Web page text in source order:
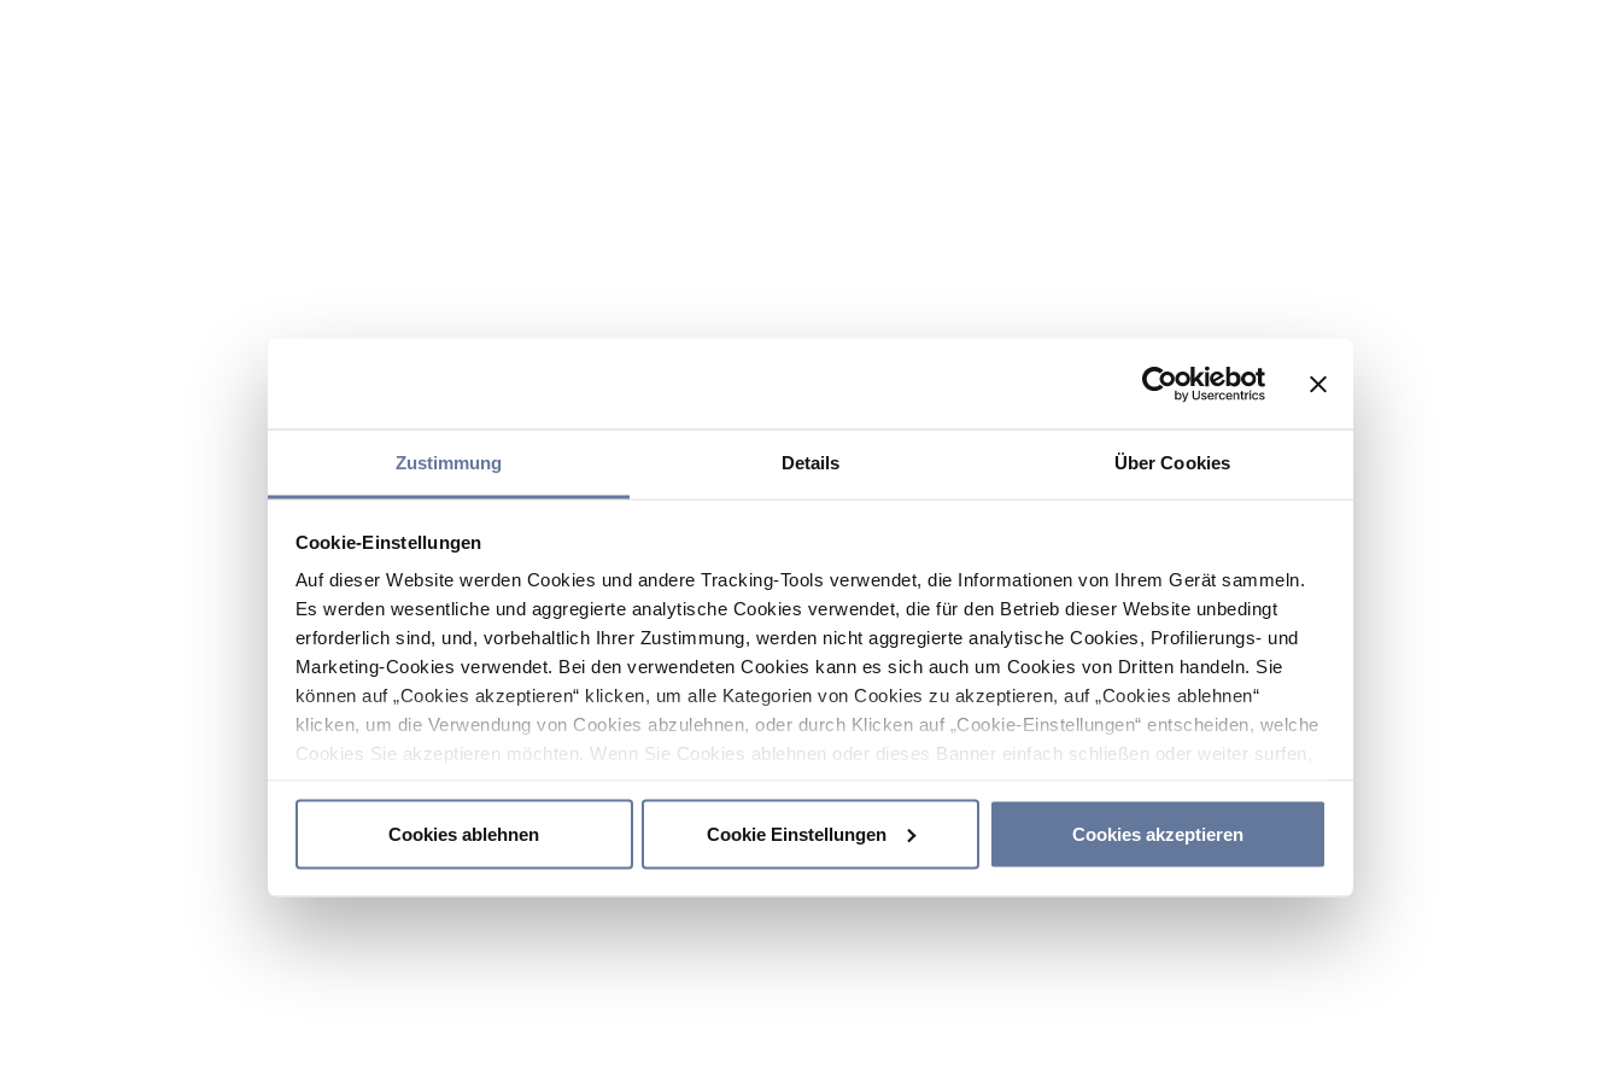
Zustimmung Details Über Cookies
Cookie-Einstellungen
Auf dieser Website werden Cookies und andere Tracking-Tools verwendet, die Informationen von Ihrem Gerät sammeln.
Es werden wesentliche und aggregierte analytische Cookies verwendet, die für den Betrieb dieser Website unbedingt
erforderlich sind, und, vorbehaltlich Ihrer Zustimmung, werden nicht aggregierte analytische Cookies, Profilierungs- und
Marketing-Cookies verwendet. Bei den verwendeten Cookies kann es sich auch um Cookies von Dritten handeln. Sie
können auf „Cookies akzeptieren“ klicken, um alle Kategorien von Cookies zu akzeptieren, auf „Cookies ablehnen“
klicken, um die Verwendung von Cookies abzulehnen, oder durch Klicken auf „Cookie-Einstellungen“ entscheiden, welche
Cookies Sie akzeptieren möchten. Wenn Sie Cookies ablehnen oder dieses Banner einfach schließen oder weiter surfen,
Cookies ablehnen
Cookie Einstellungen Cookies akzeptieren